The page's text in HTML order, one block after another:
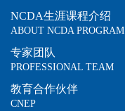
NCDA生涯课程介绍
ABOUT NCDA PROGRAM
专家团队
PROFESSIONAL TEAM
教育合作伙伴
CNEP